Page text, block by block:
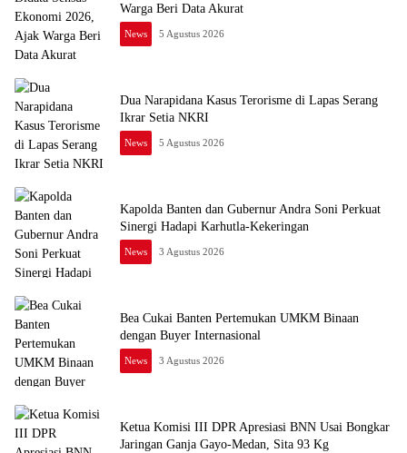
Warga Beri Data Akurat
News 5 Agustus 2026
Dua Narapidana Kasus Terorisme di Lapas Serang
Ikrar Setia NKRI
News 5 Agustus 2026
Kapolda Banten dan Gubernur Andra Soni Perkuat
Sinergi Hadapi Karhutla-Kekeringan
News 3 Agustus 2026
Bea Cukai Banten Pertemukan UMKM Binaan
dengan Buyer Internasional
News 3 Agustus 2026
Ketua Komisi III DPR Apresiasi BNN Usai Bongkar
Jaringan Ganja Gayo-Medan, Sita 93 Kg